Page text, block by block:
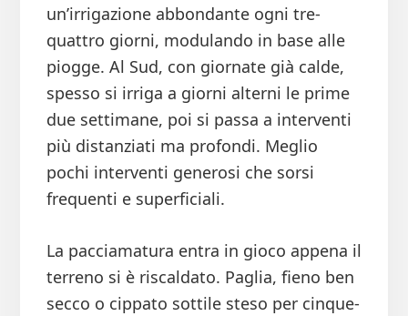
un’irrigazione abbondante ogni tre-
quattro giorni, modulando in base alle
piogge. Al Sud, con giornate già calde,
spesso si irriga a giorni alterni le prime
due settimane, poi si passa a interventi
più distanziati ma profondi. Meglio
pochi interventi generosi che sorsi
frequenti e superficiali.
La pacciamatura entra in gioco appena il
terreno si è riscaldato. Paglia, fieno ben
secco o cippato sottile steso per cinque-